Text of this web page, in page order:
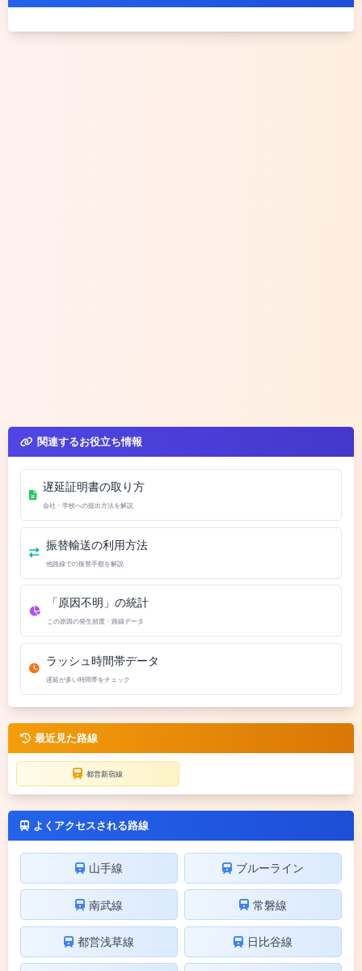
関連するお役立ち情報
遅延証明書の取り方
会社・学校への提出方法を解説
振替輸送の利用方法
他路線での振替手順を解説
「原因不明」の統計
この原因の発生頻度・路線データ
ラッシュ時間帯データ
遅延が多い時間帯をチェック
最近見た路線
都営新宿線
よくアクセスされる路線
山手線 ブルーライン
南武線 常磐線
都営浅草線 日比谷線